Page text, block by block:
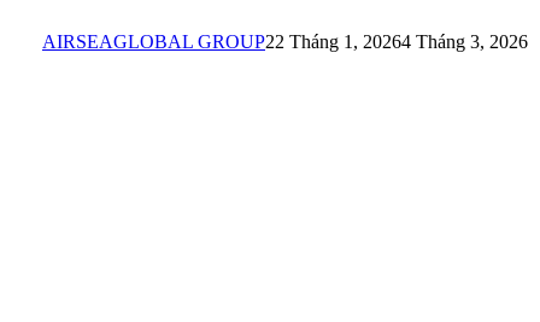
AIRSEAGLOBAL GROUP22 Tháng 1, 20264 Tháng 3, 2026